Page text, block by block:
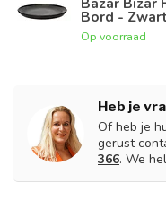
Bord -
Op voorraad
Heb je
Of heb je
gerust
366. We